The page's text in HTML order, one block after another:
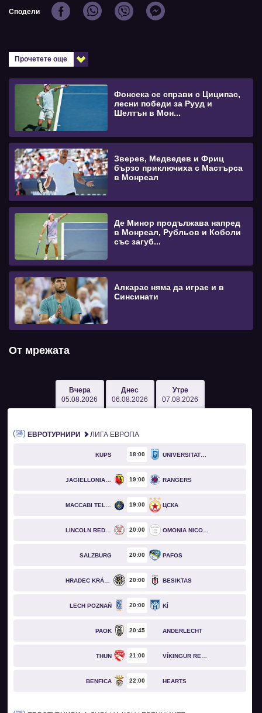
Сподели
Прочетете още
Фонсека се справи с Циципас,
лесни победи за Рууд и
Шелтън в Мон...
Зверев, Медведев и Фриц
бързо приключиха с Мастърса
в Монреал
Де Минор продължава напред
в Монреал, Рубльов и Коболи
със загуб...
Алкарас няма да играе и в
Синсинати
От мрежата
Вчера
05.08.2026
Днес
06.08.2026
Утре
07.08.2026
ЕВРОТУРНИРИ ЛИГА ЕВРОПА
KUPS 18 00 UNIVERSITATEA CRAIOVA
JAGIELLONIA BIAŁYSTOK 19 00 RANGERS
19 00 ЦСКА
LINCOLN RED IMPS 20 00 OMONIA NICOSIA
SALZBURG 20 00 PAFOS
HRADEC KRÁLOVÉ 20 00 BESIKTAS
LECH POZNAŃ 20 00 KÍ
PAOK 20 45 ANDERLECHT
THUN 21 00
BENFICA 22 00 HEARTS